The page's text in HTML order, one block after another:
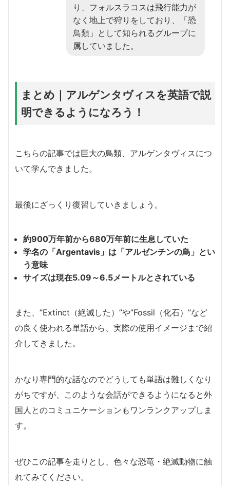
り、フォルスラコスは飛行能力が
なく地上で狩りをしており、「恐
鳥類」として知られるグループに
属していました。
まとめ｜アルゲンタヴィスを英語で説
明できるようになろう！
こちらの記事では巨大の鳥類、アルゲンタヴィスにつ
いて学んできました。
最後にざっくり復習していきましょう。
約900万年前から680万年前に生息していた
学名の「Argentavis」は「アルゼンチンの鳥」とい
う意味
サイズは現在5.09～6.5メートルとされている
また、”Extinct（絶滅した）”や”Fossil（化石）”など
の良く使われる単語から、実際の使用イメージまで紹
介してきました。
かなり専門的な話なのでどうしても単語は難しくなり
がちですが、このような会話ができるようになると外
国人とのコミュニケーションもワンランクアップしま
す。
ぜひこの記事を走りとし、色々な恐竜・絶滅動物に触
れてみてください。